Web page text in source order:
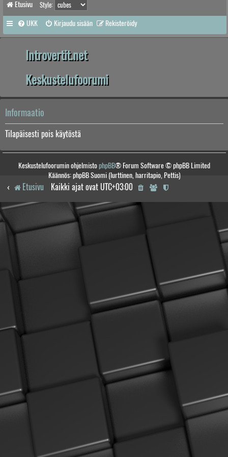
Etusivu Style:
UKK Kirjaudu sisään Rekisteröidy
Introvertit.net
Keskustelufoorumi
Informaatio
Tilapäisesti pois käytöstä
Keskustelufoorumin ohjelmistophpBB® Forum Software © phpBB Limited
Käännös: phpBB Suomi (lurttinen, harritapio, Pettis)
Etusivu Kaikki ajat ovat UTC+03:00